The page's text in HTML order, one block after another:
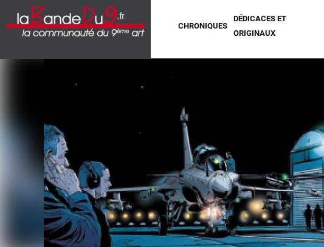
CHRONIQUES
DÉDICACES ET
ORIGINAUX